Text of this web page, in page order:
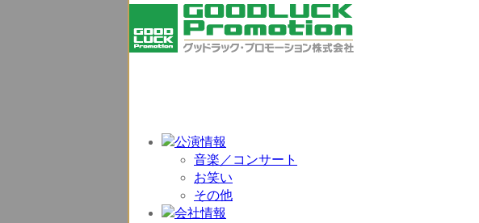
音楽／コンサート
お笑い
その他